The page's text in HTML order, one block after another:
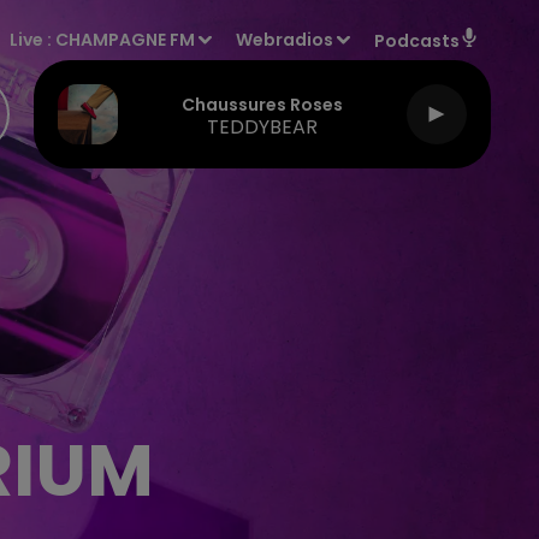
Live : CHAMPAGNE FM Webradios Podcasts
Chaussures Roses
TEDDYBEAR